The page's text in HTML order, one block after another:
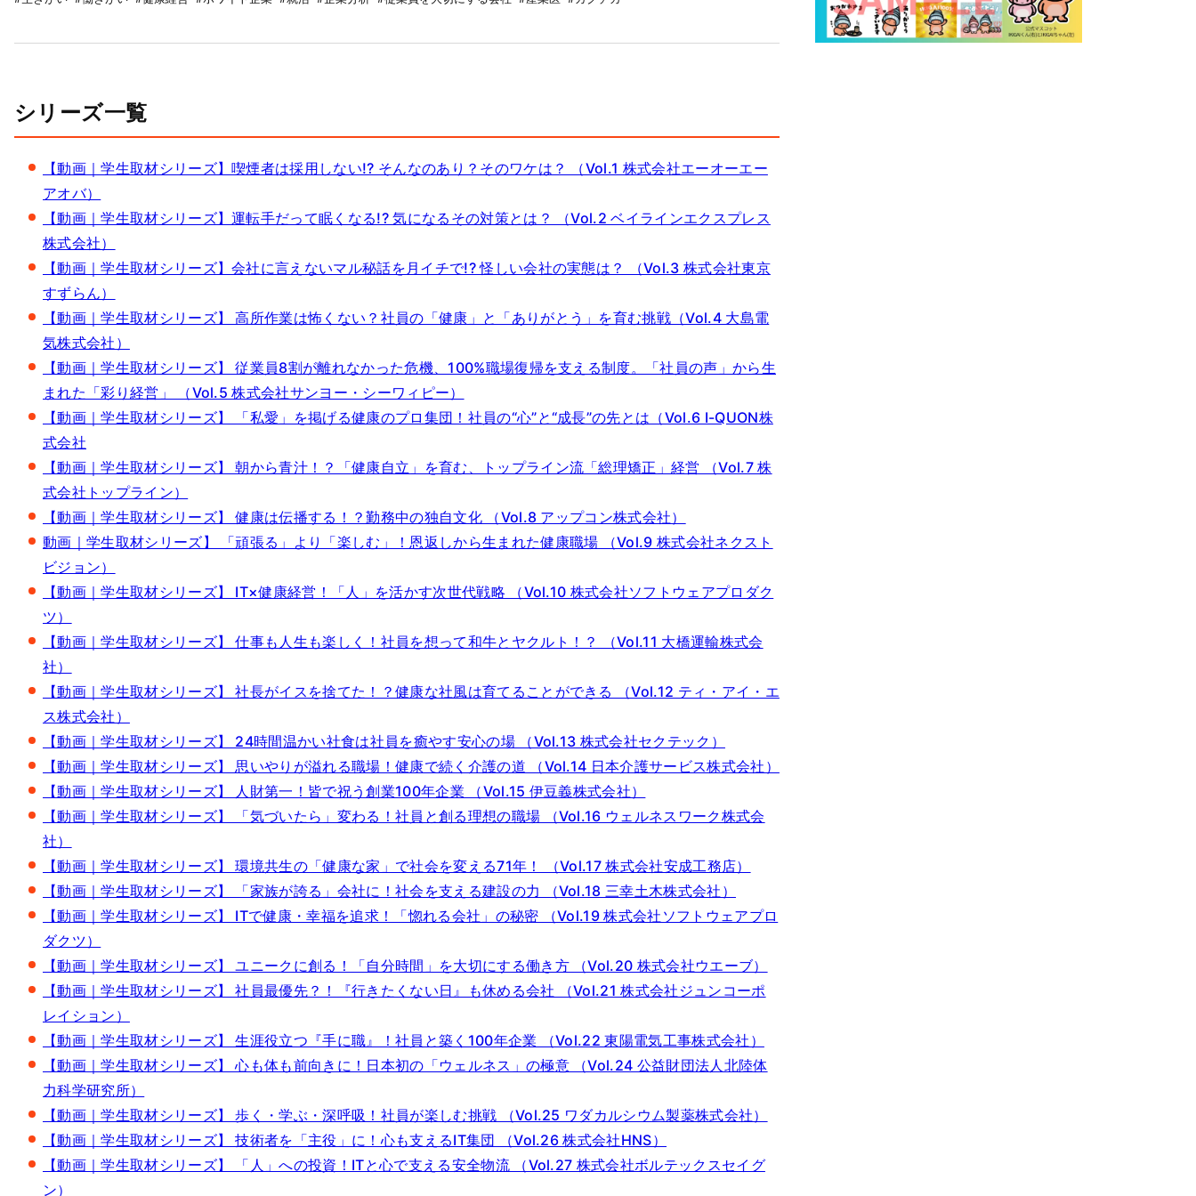
シリーズ一覧
【動画｜学生取材シリーズ】喫煙者は採用しない!? そんなのあり？そのワケは？ （Vol.1 株式会社エーオーエー
アオバ）
【動画｜学生取材シリーズ】運転手だって眠くなる!? 気になるその対策とは？ （Vol.2 ベイラインエクスプレス
株式会社）
【動画｜学生取材シリーズ】会社に言えないマル秘話を月イチで!? 怪しい会社の実態は？ （Vol.3 株式会社東京
すずらん）
【動画｜学生取材シリーズ】 高所作業は怖くない？社員の「健康」と「ありがとう」を育む挑戦（Vol.4 大島電
気株式会社）
【動画｜学生取材シリーズ】 従業員8割が離れなかった危機、100%職場復帰を支える制度。「社員の声」から生
まれた「彩り経営」 （Vol.5 株式会社サンヨー・シーワィピー）
【動画｜学生取材シリーズ】 「私愛」を掲げる健康のプロ集団！社員の“心”と“成長”の先とは（Vol.6 I-QUON株
式会社
【動画｜学生取材シリーズ】 朝から青汁！？「健康自立」を育む、トップライン流「総理矯正」経営 （Vol.7 株
式会社トップライン）
【動画｜学生取材シリーズ】 健康は伝播する！？勤務中の独自文化 （Vol.8 アップコン株式会社）
動画｜学生取材シリーズ】 「頑張る」より「楽しむ」！恩返しから生まれた健康職場 （Vol.9 株式会社ネクスト
ビジョン）
【動画｜学生取材シリーズ】 IT×健康経営！「人」を活かす次世代戦略 （Vol.10 株式会社ソフトウェアプロダク
ツ）
【動画｜学生取材シリーズ】 仕事も人生も楽しく！社員を想って和牛とヤクルト！？ （Vol.11 大橋運輸株式会
社）
【動画｜学生取材シリーズ】 社長がイスを捨てた！？健康な社風は育てることができる （Vol.12 ティ・アイ・エ
ス株式会社）
【動画｜学生取材シリーズ】 24時間温かい社食は社員を癒やす安心の場 （Vol.13 株式会社セクテック）
【動画｜学生取材シリーズ】 思いやりが溢れる職場！健康で続く介護の道 （Vol.14 日本介護サービス株式会社）
【動画｜学生取材シリーズ】 人財第一！皆で祝う創業100年企業 （Vol.15 伊豆義株式会社）
【動画｜学生取材シリーズ】 「気づいたら」変わる！社員と創る理想の職場 （Vol.16 ウェルネスワーク株式会
社）
【動画｜学生取材シリーズ】 環境共生の「健康な家」で社会を変える71年！ （Vol.17 株式会社安成工務店）
【動画｜学生取材シリーズ】 「家族が誇る」会社に！社会を支える建設の力 （Vol.18 三幸土木株式会社）
【動画｜学生取材シリーズ】 ITで健康・幸福を追求！「惚れる会社」の秘密 （Vol.19 株式会社ソフトウェアプロ
ダクツ）
【動画｜学生取材シリーズ】 ユニークに創る！「自分時間」を大切にする働き方 （Vol.20 株式会社ウエーブ）
【動画｜学生取材シリーズ】 社員最優先？！『行きたくない日』も休める会社 （Vol.21 株式会社ジュンコーポ
レイション）
【動画｜学生取材シリーズ】 生涯役立つ『手に職』！社員と築く100年企業 （Vol.22 東陽電気工事株式会社）
【動画｜学生取材シリーズ】 心も体も前向きに！日本初の「ウェルネス」の極意 （Vol.24 公益財団法人北陸体
力科学研究所）
【動画｜学生取材シリーズ】 歩く・学ぶ・深呼吸！社員が楽しむ挑戦 （Vol.25 ワダカルシウム製薬株式会社）
【動画｜学生取材シリーズ】 技術者を「主役」に！心も支えるIT集団 （Vol.26 株式会社HNS）
【動画｜学生取材シリーズ】 「人」への投資！ITと心で支える安全物流 （Vol.27 株式会社ボルテックスセイグ
ン）